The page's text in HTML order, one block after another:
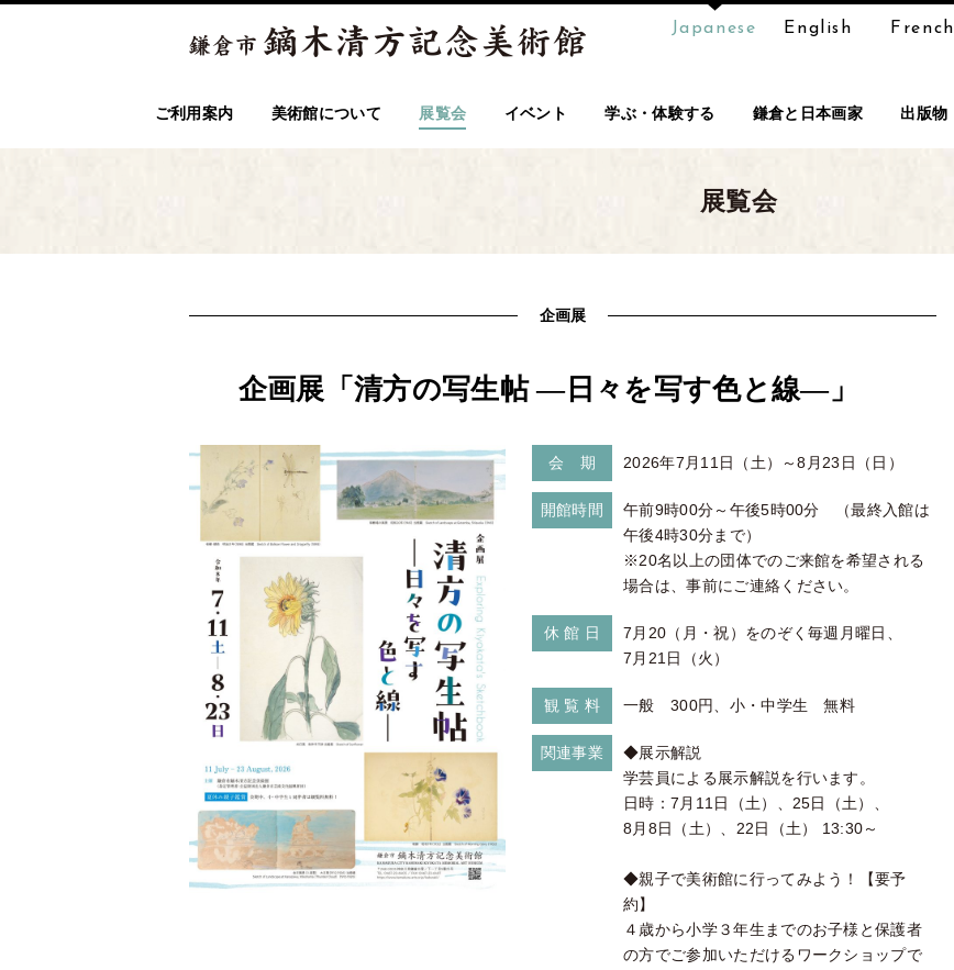
Japanese English French
ご利用案内 美術館について 展覧会 イベント 学ぶ・体験する 鎌倉と日本画家 出版物
展覧会
企画展
企画展「清方の写生帖 ―日々を写す色と線―」
会 期 2026年7月11日（土）～8月23日（日）
開館時間
午前9時00分～午後5時00分 （最終入館は
午後4時30分まで）
※20名以上の団体でのご来館を希望される
場合は、事前にご連絡ください。
休 館 日
7月20（月・祝）をのぞく毎週月曜日、
7月21日（火）
観 覧 料 一般 300円、小・中学生 無料
関連事業
◆展示解説
学芸員による展示解説を行います。
日時：7月11日（土）、25日（土）、
8月8日（土）、22日（土） 13:30～
◆親子で美術館に行ってみよう！【要予
約】
４歳から小学３年生までのお子様と保護者
の方でご参加いただけるワークショップで